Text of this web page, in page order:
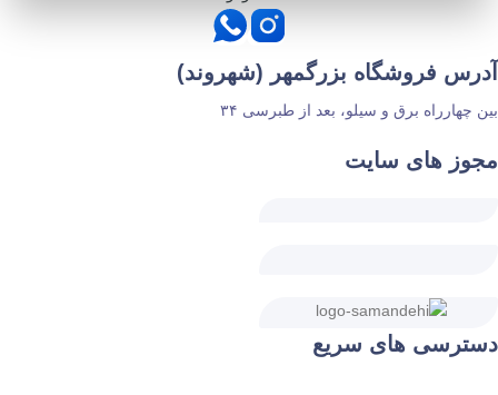
آدرس فروشگاه بزرگمهر (شهروند)
بین چهارراه برق و سیلو، بعد از طبرسی ۳۴
مجوز های سایت
دسترسی های سریع